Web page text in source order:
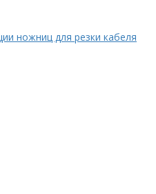
ножниц для резки кабеля